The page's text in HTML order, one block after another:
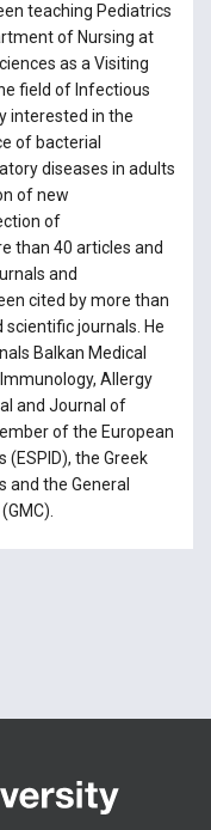
teaching Pediatrics
of Nursing at
as a Visiting
field of Infectious
interested in the
of bacterial
diseases in adults
of new
of
than 40 articles and
and
cited by more than
journals. He
Balkan Medical
Allergy
and Journal of
of the European
the Greek
and the General